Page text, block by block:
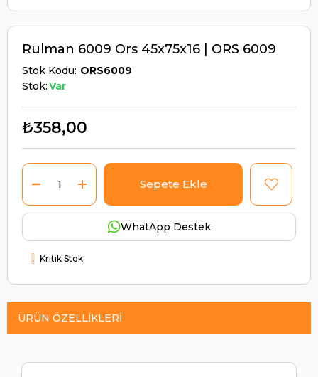
Rulman 6009 Ors 45x75x16 | ORS 6009
Stok Kodu ORS6009
Stok:Var
₺358,00
WhatApp Destek
Kritik Stok
ÜRÜN ÖZELLIKLERI